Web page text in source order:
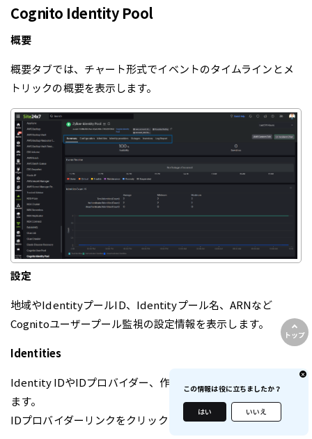
Cognito Identity Pool
概要
概要タブでは、チャート形式でイベントのタイムラインとメ
トリックの概要を表示します。
設定
地域やIdentityプールID、Identityプール名、ARNなど
Cognitoユーザープール監視の設定情報を表示します。
Identities
Identity IDやIDプロバイダー、作成日、最新更新日を表示し
ます。
IDプロバイダーリンクをクリックして詳細を表示します。
この情報は役に立ちましたか？
はい いいえ
トップ